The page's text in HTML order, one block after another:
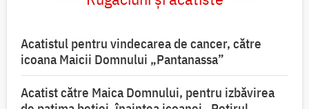
Acatistul pentru vindecarea de cancer, către
icoana Maicii Domnului „Pantanassa”
Acatist către Maica Domnului, pentru izbăvirea